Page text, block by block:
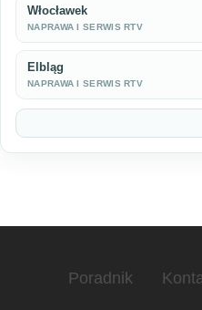
Włocławek
NAPRAWA I SERWIS RTV
Elbląg
NAPRAWA I SERWIS RTV
Poradnik